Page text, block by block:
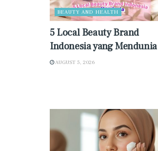
BEAUTY AND HEALTH
5 Local Beauty Brand
Indonesia yang Mendunia
AUGUST 5, 2026